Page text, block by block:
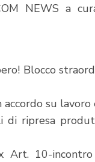
NEWS a
Blocco
su lavoro
di ripresa
Art. 10-